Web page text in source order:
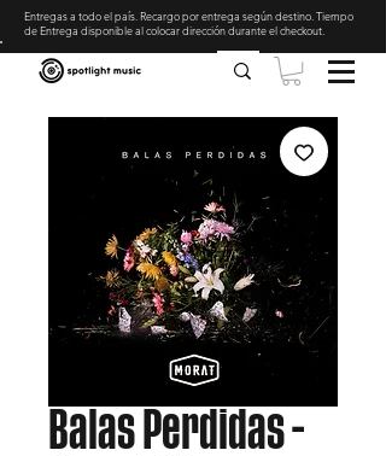
Entregas a todo el país. Recargo por entrega según destino. Tiempo
de Entrega disponible al colocar dirección durante el checkout
Balas Perdidas -